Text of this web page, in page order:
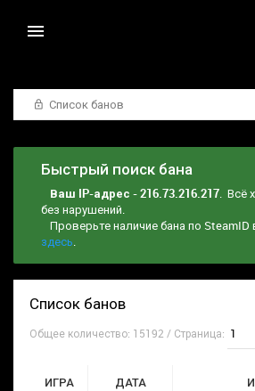
Список банов
Быстрый поиск бана
Ваш IP-адрес - 216.73.216.217. Всё
без нарушений.
Проверьте наличие бана по
здесь.
Список банов
Общее количество: 15192 / Страница:
ИГРА ДАТА